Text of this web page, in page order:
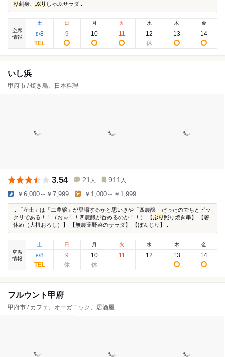
り刺身、 ぶり しゃぶサラダ...
空席
情報
土
8/8
日
9
月
10
火
11
水
12
木
13
金
14
いし浜
甲府市 / 焼き鳥、日本料理
3.54 21 人 911 人
￥6,000～￥7,999 ￥1,000～￥1,999
...「産土」は「二農醸」が登場するかと思いきや「四農醸」だったのでちとビッ
クリである！！（おぉ！！四農醸が呑めるのか！！） 【ぶり 照り焼き串】 【箸
休め（大根おろし）】 【無農薬野菜のサラダ】 【ぼんじり】...
空席
情報
土
8/8
日
9
月
10
火
11
水
12
木
13
金
14
フルウント甲府
甲府市 / カフェ、オーガニック、居酒屋